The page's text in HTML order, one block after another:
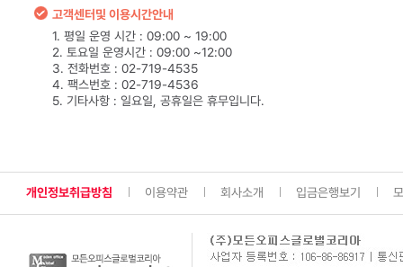
고객센터및 이용시간안내
1. 평일 운영 시간 : 09:00 ~ 19:00
2. 토요일 운영시간 : 09:00 ~12:00
3. 전화번호 : 02-719-4535
4. 팩스번호 : 02-719-4536
5. 기타사항 : 일요일, 공휴일은 휴무입니다.
개인정보취급방침 이용약관 회사소개 입금은행보기